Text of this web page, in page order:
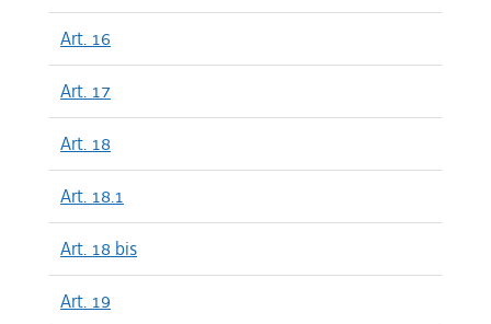
Art. 16
Art. 17
Art. 18
Art. 18.1
Art. 18 bis
Art. 19